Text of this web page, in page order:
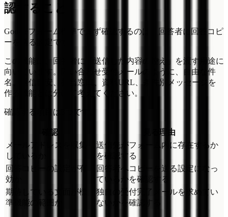
認すること
Googleフォーム標準でまず確認するのは、回答者に回答コピ
ーを送る設定です。
この機能は、回答者に「送信した内容の控え」を渡す用途に
向いています。問い合わせ受付メールのように、自由な件
名、返信目安、担当窓口、資料URL、条件別メッセージを
作る機能とは分けて考えてください。
確認する項目は3つです。
確認
見る理由
メールアドレスを収集
しているか
送信先がフォーム内に存在するか
を確認する
回答コピーの設定が有
効か
回答者へコピーを送る設定になっ
ているかを確認する
期待している文面が標
準機能の範囲か
独自の受付完了メールを求めてい
ないかを確認する